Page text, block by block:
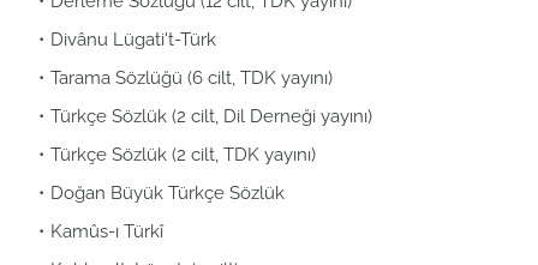
Divânu Lügati't-Türk
Tarama Sözlüğü (6 cilt, TDK yayını)
Türkçe Sözlük (2 cilt, Dil Derneği yayını)
Türkçe Sözlük (2 cilt, TDK yayını)
Doğan Büyük Türkçe Sözlük
Kamûs-ı Türkî